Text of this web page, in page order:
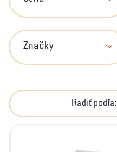
R
a
d
Radiť podľa:
Značky
s
p
r
d
u
k